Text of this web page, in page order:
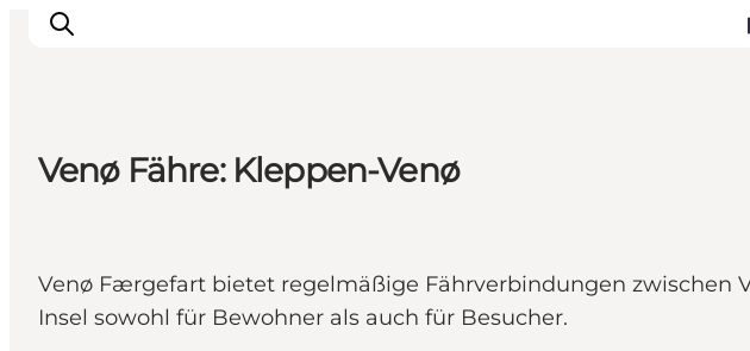
Venø Fähre: Kleppen-Venø
Venø Færgefart bietet regelmäßige Fährverbindungen zwischen
Insel sowohl für Bewohner als auch für Besucher.